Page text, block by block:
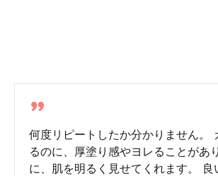
何度リピートしたか分かりません。
るのに、厚塗り感やヨレることがあ
に、肌を明るく見せてくれます。 良